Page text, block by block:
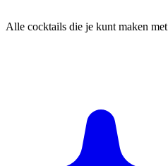
Alle cocktails die je kunt maken met